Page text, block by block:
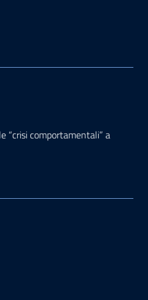
“crisi comportamentali” a